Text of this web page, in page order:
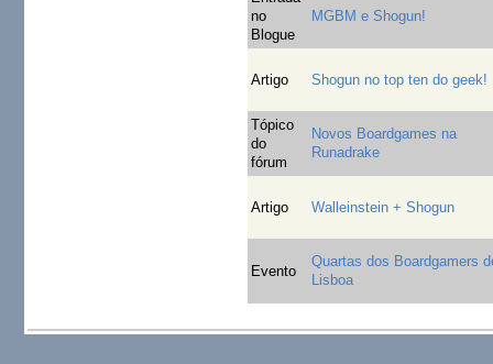
no
Blogue
MGBM e Shogun!
Artigo Shogun no top ten do geek!
Tópico
do
fórum
Novos Boardgames na
Runadrake
Artigo Walleinstein + Shogun
Evento
Quartas dos Boardgamers
Lisboa